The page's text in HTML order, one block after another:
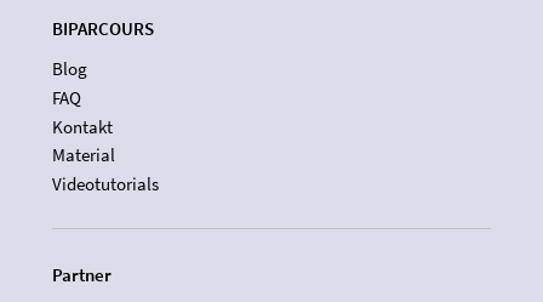
BIPARCOURS
Blog
FAQ
Kontakt
Material
Videotutorials
Partner